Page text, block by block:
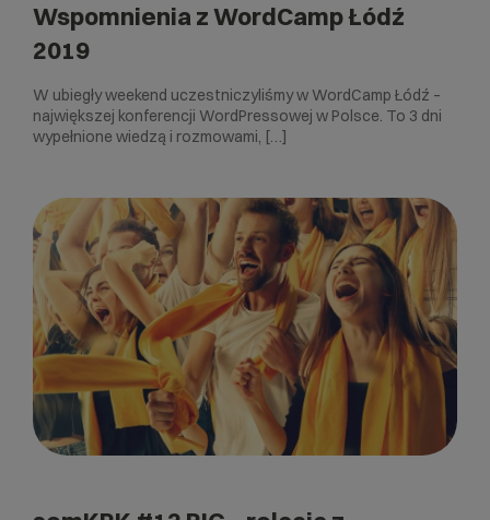
Wspomnienia z WordCamp Łódź
2019
W ubiegły weekend uczestniczyliśmy w WordCamp Łódź –
największej konferencji WordPressowej w Polsce. To 3 dni
wypełnione wiedzą i rozmowami, […]